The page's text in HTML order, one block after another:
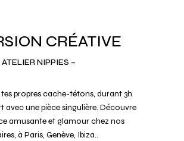
CRÉATIVE
ATELIER NIPPIES –
tes propres cache-tétons, durant 3h
avec une pièce singulière. Découvre
amusante et glamour chez nos
à Paris, Genève, Ibiza..